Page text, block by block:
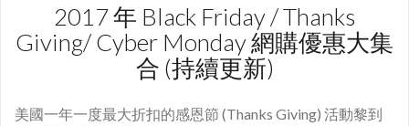
2017 年 Black Friday / Thanks
Giving/ Cyber Monday 網購優惠大集
合 (持續更新)
美國一年一度最大折扣的感恩節 (Thanks Giving) 活動黎到